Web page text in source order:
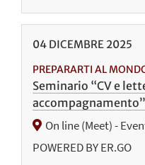
04 DICEMBRE 2025
PREPARARTI AL
Seminario “CV e
On line (Meet) -
POWERED BY ER.GO